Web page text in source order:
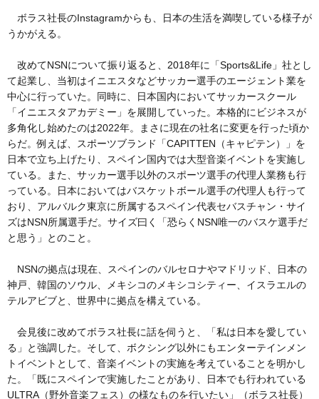
ボラス社長のInstagramからも、日本の生活を満喫している様子が
うかがえる。
改めてNSNについて振り返ると、2018年に「Sports&Life」社とし
て起業し、当初はイニエスタなどサッカー選手のエージェント業を
中心に行っていた。同時に、日本国内においてサッカースクール
「イニエスタアカデミー」を展開していった。本格的にビジネスが
多角化し始めたのは2022年。まさに現在の社名に変更を行った頃か
らだ。例えば、スポーツブランド「CAPITTEN（キャピテン）」を
日本で立ち上げたり、スペイン国内では大型音楽イベントを実施し
ている。また、サッカー選手以外のスポーツ選手の代理人業務も行
っている。日本においてはバスケットボール選手の代理人も行って
おり、アルバルク東京に所属するスペイン代表セバスチャン・サイ
ズはNSN所属選手だ。サイズ曰く「恐らくNSN唯一のバスケ選手だ
と思う」とのこと。
NSNの拠点は現在、スペインのバルセロナやマドリッド、日本の
神戸、韓国のソウル、メキシコのメキシコシティー、イスラエルの
テルアビブと、世界中に拠点を構えている。
会見後に改めてボラス社長に話を伺うと、「私は日本を愛してい
る」と強調した。そして、ボクシング以外にもエンターテインメン
トイベントとして、音楽イベントの実施を考えていることを明かし
た。「既にスペインで実施したことがあり、日本でも行われている
ULTRA（野外音楽フェス）の様なものを行いたい」（ボラス社長）